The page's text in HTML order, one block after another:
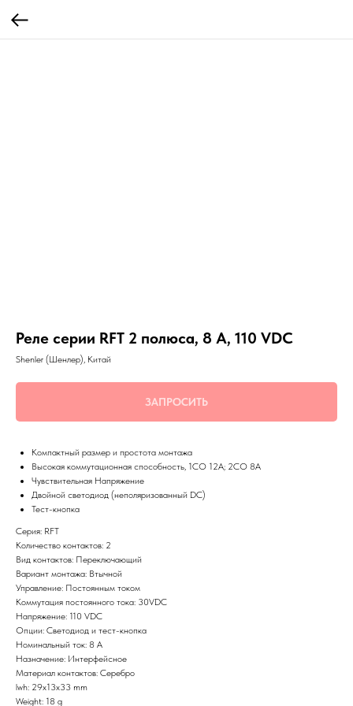
Реле серии RFT 2 полюса, 8 А, 110 VDC
Shenler (Шенлер), Китай
ЗАПРОСИТЬ
Компактный размер и простота монтажа
Высокая коммутационная способность, 1СО 12А; 2СО 8А
Чувствительная Напряжение
Двойной светодиод (неполяризованный DC)
Тест-кнопка
Серия: RFT
Количество контактов: 2
Вид контактов: Переключающий
Вариант монтажа: Втычной
Управление: Постоянным током
Коммутация постоянного тока: 30VDC
Напряжение: 110 VDC
Опции: Светодиод и тест-кнопка
Номинальный ток: 8 А
Назначение: Интерфейсное
Материал контактов: Серебро
lwh: 29x13x33 mm
Weight: 18 g